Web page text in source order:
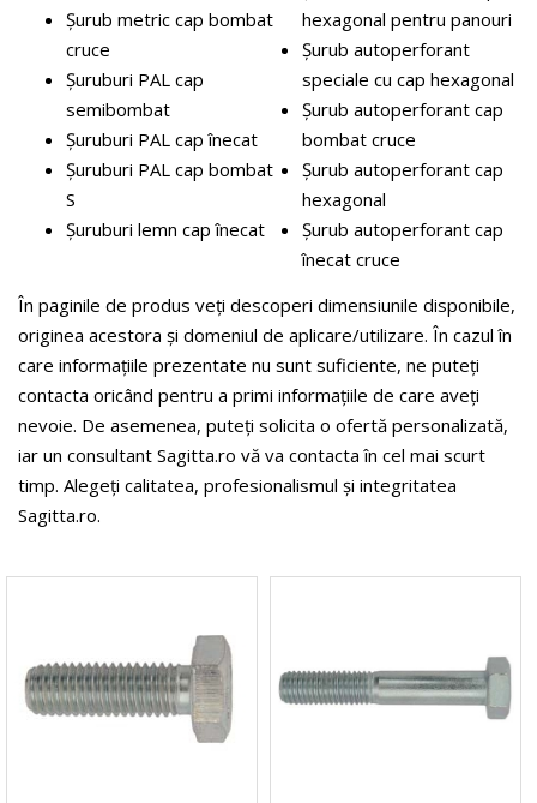
Șurub metric cap bombat
cruce
Șuruburi PAL cap
semibombat
Șuruburi PAL cap înecat
Șuruburi PAL cap bombat
S
Șuruburi lemn cap înecat
hexagonal pentru panouri
Șurub autoperforant
speciale cu cap hexagonal
Șurub autoperforant cap
bombat cruce
Șurub autoperforant cap
hexagonal
Șurub autoperforant cap
înecat cruce
În paginile de produs veți descoperi dimensiunile disponibile,
originea acestora și domeniul de aplicare/utilizare. În cazul în
care informațiile prezentate nu sunt suficiente, ne puteți
contacta oricând pentru a primi informațiile de care aveți
nevoie. De asemenea, puteți solicita o ofertă personalizată,
iar un consultant Sagitta.ro vă va contacta în cel mai scurt
timp. Alegeți calitatea, profesionalismul și integritatea
Sagitta.ro.